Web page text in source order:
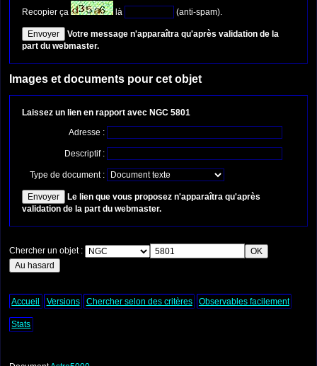
Recopier ça là (anti-spam).
Votre message n'apparaîtra qu'après validation de la
part du webmaster.
Images et documents pour cet objet
Laissez un lien en rapport avec NGC 5801
Adresse :
Descriptif :
Type de document :
Le lien que vous proposez n'apparaîtra qu'après
validation de la part du webmaster.
Chercher un objet :
Accueil Versions Chercher selon des critères Observables facilement
Stats